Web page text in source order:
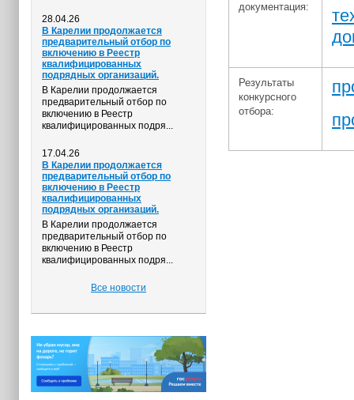
28.04.26
В Карелии продолжается
предварительный отбор по
включению в Реестр
квалифицированных
подрядных организаций.
В Карелии продолжается
предварительный отбор по
включению в Реестр
квалифицированных подря...
17.04.26
В Карелии продолжается
предварительный отбор по
включению в Реестр
квалифицированных
подрядных организаций.
В Карелии продолжается
предварительный отбор по
включению в Реестр
квалифицированных подря...
Все новости
документация:
Результаты
конкурсного
отбора: